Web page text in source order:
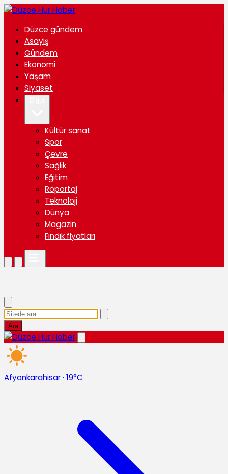
Düzce gündem
Asayiş
Gündem
Ekonomi
Yaşam
Siyaset
Kültür sanat
Spor
Çevre
Sağlık
Eğitim
Röportaj
Teknoloji
Dünya
Magazin
Fındık fiyatları
Ara
Afyonkarahisar· 19°C